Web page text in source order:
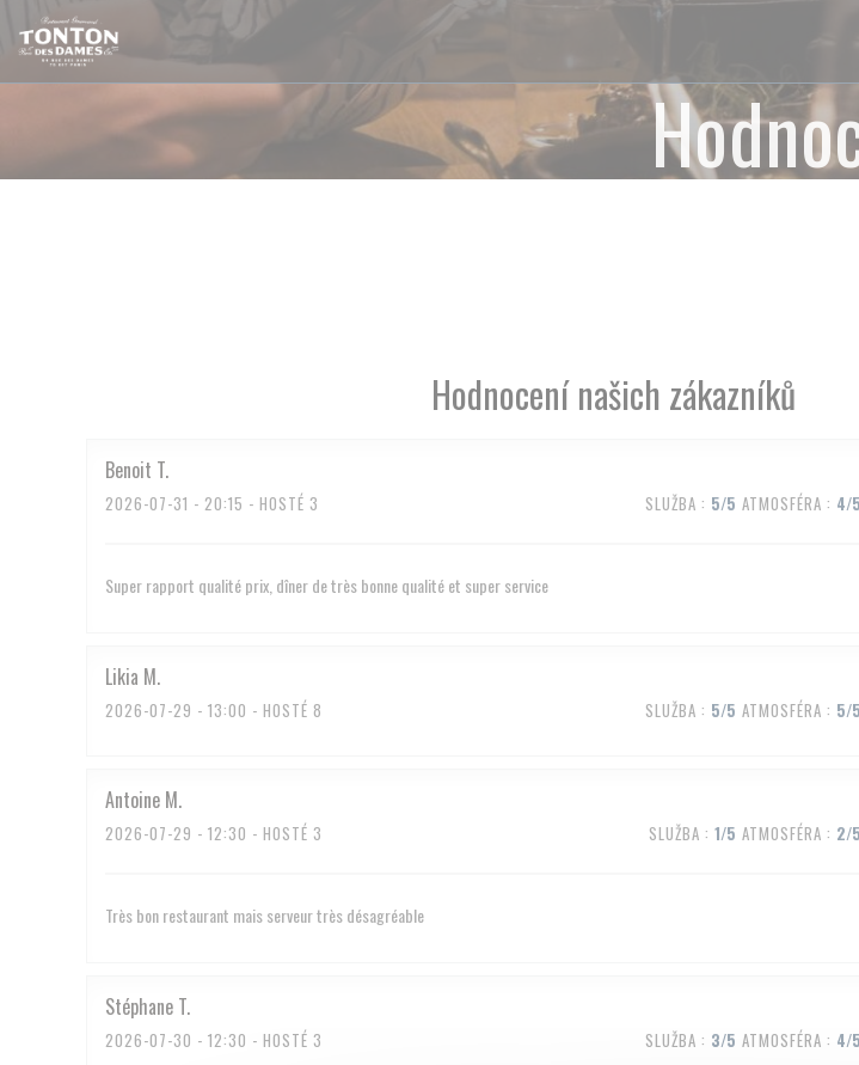
Panel pro správu cookies
Hodnocení našich zákazníků
Benoit T
2026-07-31 - 20:15 - HOSTÉ 3 SLUŽBA : 5/5 ATMOSFÉRA : 4/5
Super rapport qualité prix, dîner de très bonne qualité et super service
Likia M
2026-07-29 - 13:00 - HOSTÉ 8 SLUŽBA : 5/5 ATMOSFÉRA : 5/5
Antoine M
2026-07-29 - 12:30 - HOSTÉ 3 SLUŽBA : 1/5 ATMOSFÉRA : 2/5
Très bon restaurant mais serveur très désagréable
Stéphane T
2026-07-30 - 12:30 - HOSTÉ 3 SLUŽBA : 3/5 ATMOSFÉRA : 4/5